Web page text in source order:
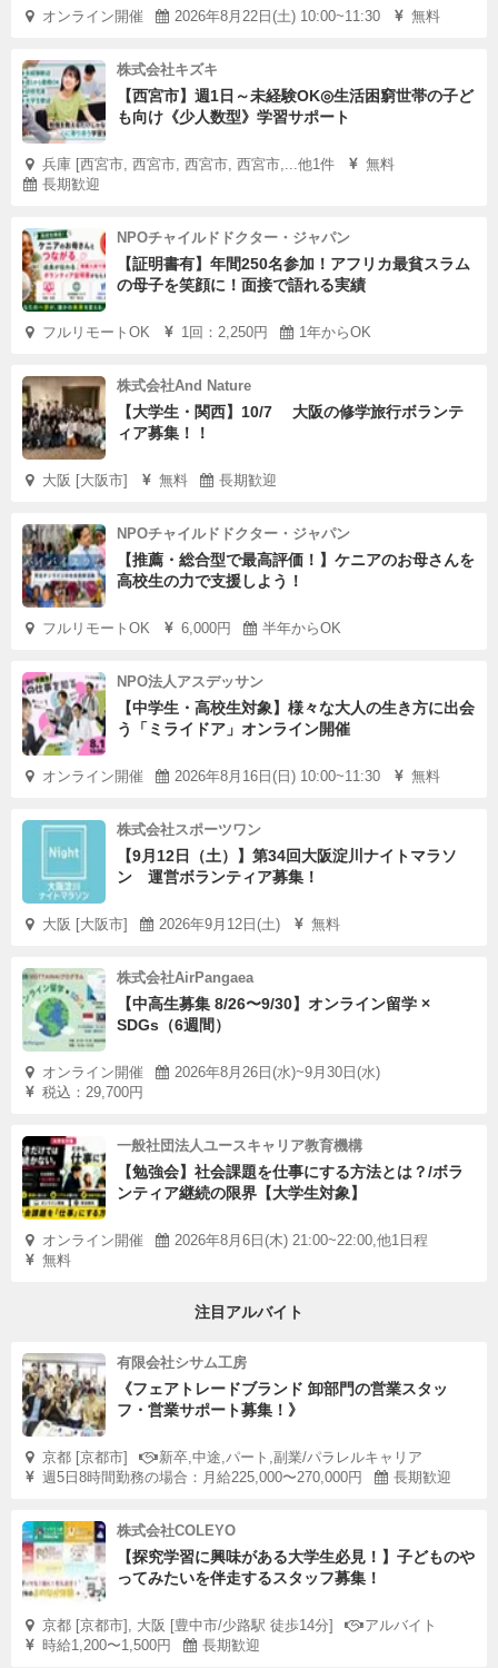
オンライン開催 2026年8月22日(土) 10:00~11:30 無料
株式会社キズキ
【西宮市】週1日～未経験OK◎生活困窮世帯の子ど
も向け《少人数型》学習サポート
兵庫 [西宮市, 西宮市, 西宮市, 西宮市,...他1件
無料
長期歓迎
NPOチャイルドドクター・ジャパン
【証明書有】年間250名参加！アフリカ最貧スラム
の母子を笑顔に！面接で語れる実績
フルリモートOK 1回：2,250円 1年からOK
株式会社And Nature
【大学生・関西】10/7 大阪の修学旅行ボランテ
ィア募集！！
大阪 [大阪市] 無料 長期歓迎
NPOチャイルドドクター・ジャパン
【推薦・総合型で最高評価！】ケニアのお母さんを
高校生の力で支援しよう！
フルリモートOK 6,000円 半年からOK
NPO法人アスデッサン
【中学生・高校生対象】様々な大人の生き方に出会
う「ミライドア」オンライン開催
オンライン開催 2026年8月16日(日) 10:00~11:30 無料
株式会社スポーツワン
【9月12日（土）】第34回大阪淀川ナイトマラソ
ン 運営ボランティア募集！
大阪 [大阪市] 2026年9月12日(土) 無料
株式会社AirPangaea
【中高生募集 8/26〜9/30】オンライン留学 ×
SDGs（6週間）
オンライン開催
2026年8月26日(水)~9月30日(水)
税込：29,700円
一般社団法人ユースキャリア教育機構
【勉強会】社会課題を仕事にする方法とは？/ボラ
ンティア継続の限界【大学生対象】
オンライン開催
2026年8月6日(木) 21:00~22:00,他1日程
無料
注目アルバイト
有限会社シサム工房
《フェアトレードブランド 卸部門の営業スタッ
フ・営業サポート募集！》
京都 [京都市]
新卒,中途,パート,副業/パラレルキャリア
週5日8時間勤務の場合：月給225,000〜270,000円
長期歓迎
株式会社COLEYO
【探究学習に興味がある大学生必見！】子どものや
ってみたいを伴走するスタッフ募集！
京都 [京都市], 大阪 [豊中市/少路駅 徒歩14分]
アルバイト
時給1,200〜1,500円
長期歓迎